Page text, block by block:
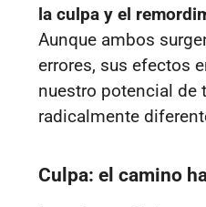
la culpa y el
Aunque ambos
errores, sus efectos
nuestro potencial de
radicalmente
Culpa: el camino